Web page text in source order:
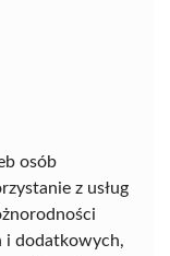
osób
z usług
i dodatkowych,